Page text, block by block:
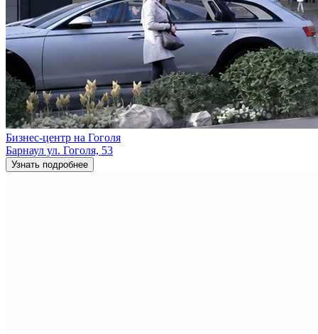
Бизнес-центр на Гоголя
Барнаул ул. Гоголя, 53
Узнать подробнее